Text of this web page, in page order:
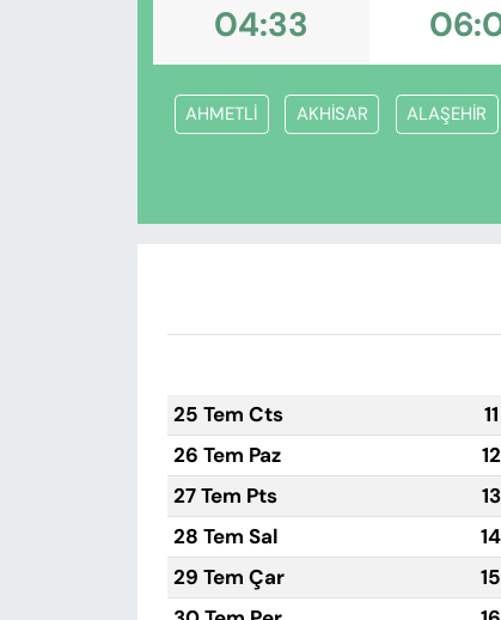
04:33
AHMETLİ AKHİSAR ALAŞEHİR
25 Tem Cts
26 Tem Paz
27 Tem Pts
28 Tem Sal
29 Tem Çar
VAN VE DİYARBAKIR HABERLERİ